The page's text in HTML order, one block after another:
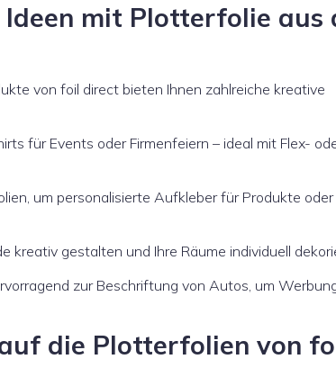
mit Plotterfolie aus
von foil direct bieten Ihnen zahlreiche kreative
für Events oder Firmenfeiern – ideal mit Flex-
um personalisierte Aufkleber für Produkte oder
kreativ gestalten und Ihre Räume individuell
zur Beschriftung von Autos, um
die Plotterfolien von